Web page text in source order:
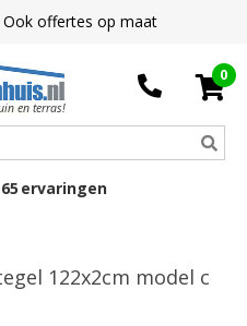
Ook offertes op maat
en terras!
0
65 ervaringen
122x2cm model c